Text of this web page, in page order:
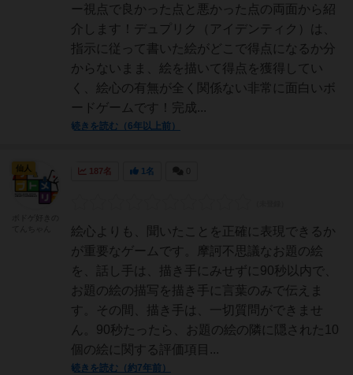
ー視点で良かった点と悪かった点の両面から紹
介します！デュプリク（アイデンティク）は、
指示に従って書いた絵がどこで得点になるか分
からないまま、絵を描いて得点を獲得してい
く、絵心の有無が全く関係ない非常に面白いボ
ードゲームです！完成...
続きを読む（6年以上前）
187名 1名
絵心よりも、聞いたことを正確に表現できるか
が重要なゲームです。摩訶不思議なお題の絵
を、話し手は、描き手にみせずに90秒以内で、
お題の絵の描写を描き手に言葉のみで伝えま
す。その間、描き手は、一切質問ができませ
ん。90秒たったら、お題の絵の隣に隠された10
個の絵に関する評価項目...
続きを読む（約7年前）
仙人